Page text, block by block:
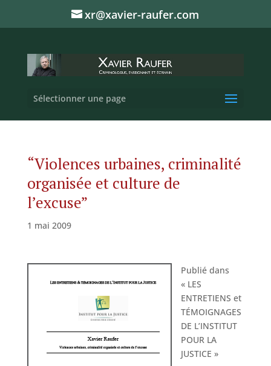
xr@xavier-raufer.com
Sélectionner une page
“Violences urbaines, criminalité
organisée et culture de
l’excuse”
1 mai 2009
Publié dans
« LES
ENTRETIENS et
TÉMOIGNAGES
DE L’INSTITUT
POUR LA
JUSTICE »